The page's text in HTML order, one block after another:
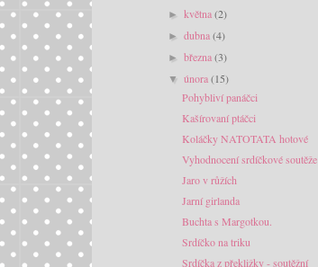
►května(2)
►dubna(4)
►března(3)
▼února(15)
Pohybliví panáčci
Kašírovaní ptáčci
Koláčky NATOTATA hotové
Vyhodnocení srdíčkové soutěže
Jaro v růžích
Jarní girlanda
Buchta s Margotkou.
Srdíčko na triku
Srdíčka z překližky - soutěžní